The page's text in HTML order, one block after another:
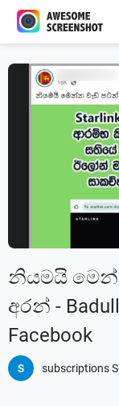
නියමයි
අරන් -
Facebook
subscriptions